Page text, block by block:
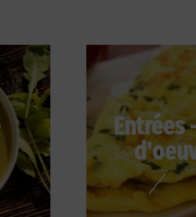
Entrées